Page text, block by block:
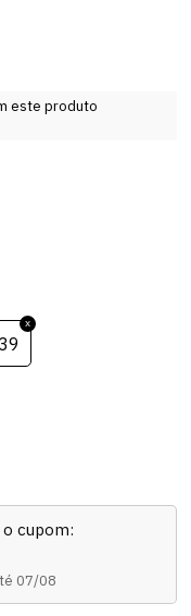
este produto
39
cupom:
07/08